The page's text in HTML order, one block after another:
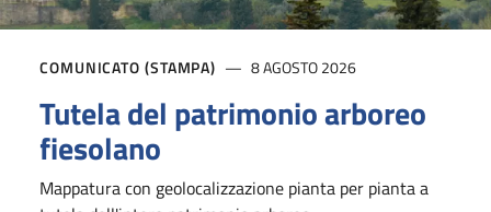
COMUNICATO (STAMPA) 8 AGOSTO 2026
Tutela del patrimonio arboreo
fiesolano
Mappatura con geolocalizzazione pianta per pianta a